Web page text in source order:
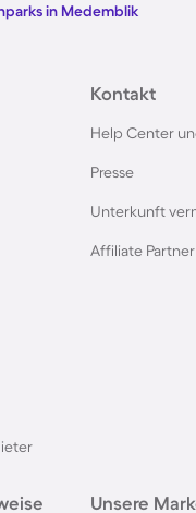
Usedom
Texel
in Medemblik
Kontakt
Help Center
Presse
Unterkunft
Affiliate
Unsere